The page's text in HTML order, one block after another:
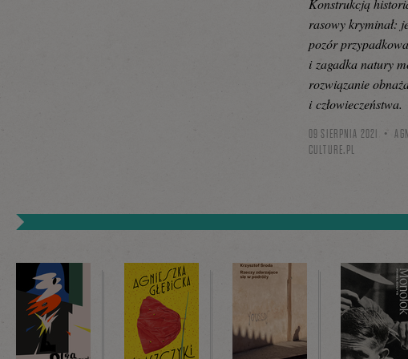
Konstrukcją
rasowy kryminał:
pozór
i zagadka natury
rozwiązanie
i człowieczeństwa.
09 SIERPNIA 2021
CULTURE.PL